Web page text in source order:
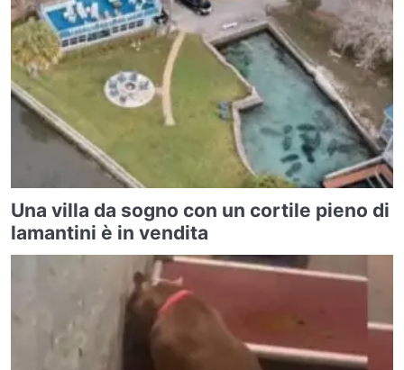
Una villa da sogno con un cortile pieno di
lamantini è in vendita